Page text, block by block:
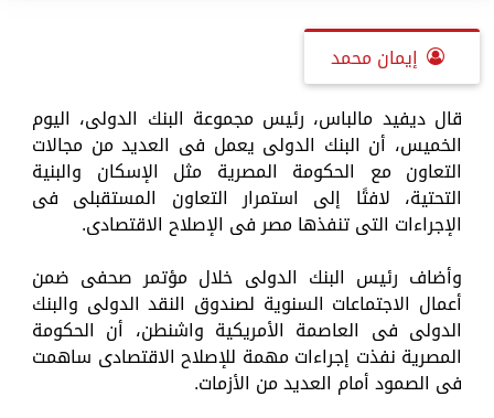
إيمان محمد
قال ديفيد مالباس، رئيس مجموعة البنك الدولى، اليوم
الخميس، أن البنك الدولى يعمل فى العديد من مجالات
التعاون مع الحكومة المصرية مثل الإسكان والبنية
التحتية، لافتًا إلى استمرار التعاون المستقبلى فى
الإجراءات التى تنفذها مصر فى الإصلاح الاقتصادى.
وأضاف رئيس البنك الدولى خلال مؤتمر صحفى ضمن
أعمال الاجتماعات السنوية لصندوق النقد الدولى والبنك
الدولى فى العاصمة الأمريكية واشنطن، أن الحكومة
المصرية نفذت إجراءات مهمة للإصلاح الاقتصادى ساهمت
فى الصمود أمام العديد من الأزمات.